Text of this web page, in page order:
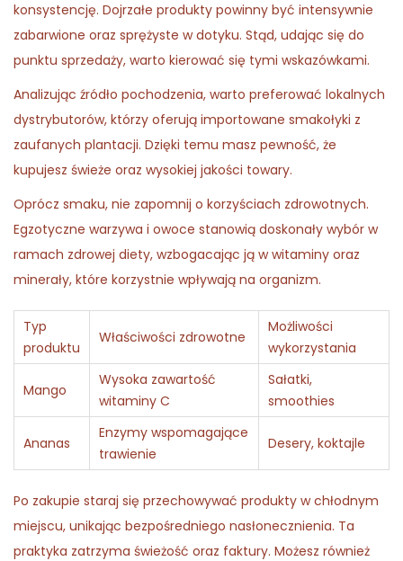
konsystencję. Dojrzałe produkty powinny być intensywnie
zabarwione oraz sprężyste w dotyku. Stąd, udając się do
punktu sprzedaży, warto kierować się tymi wskazówkami.
Analizując źródło pochodzenia, warto preferować lokalnych
dystrybutorów, którzy oferują importowane smakołyki z
zaufanych plantacji. Dzięki temu masz pewność, że
kupujesz świeże oraz wysokiej jakości towary.
Oprócz smaku, nie zapomnij o korzyściach zdrowotnych.
Egzotyczne warzywa i owoce stanowią doskonały wybór w
ramach zdrowej diety, wzbogacając ją w witaminy oraz
minerały, które korzystnie wpływają na organizm.
Typ
produktu
Właściwości zdrowotne
Możliwości
wykorzystania
Mango
Wysoka zawartość
witaminy C
Sałatki,
smoothies
Ananas
Enzymy wspomagające
trawienie
Desery, koktajle
Po zakupie staraj się przechowywać produkty w chłodnym
miejscu, unikając bezpośredniego nasłonecznienia. Ta
praktyka zatrzyma świeżość oraz faktury. Możesz również